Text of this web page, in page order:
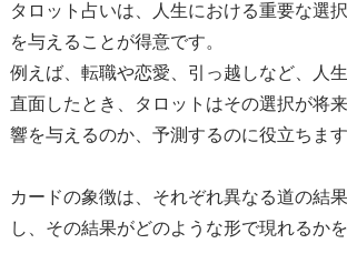
タロット占いは、人生における重要な選
を与えることが得意です。
例えば、転職や恋愛、引っ越しなど、人
直面したとき、タロットはその選択が将
響を与えるのか、予測するのに役立ちます
カードの象徴は、それぞれ異なる道の結
し、その結果がどのような形で現れるかを